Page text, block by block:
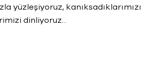
yüzleşiyoruz, kanıksadıklarımızı
dinliyoruz...